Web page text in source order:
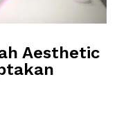
Aesthetic